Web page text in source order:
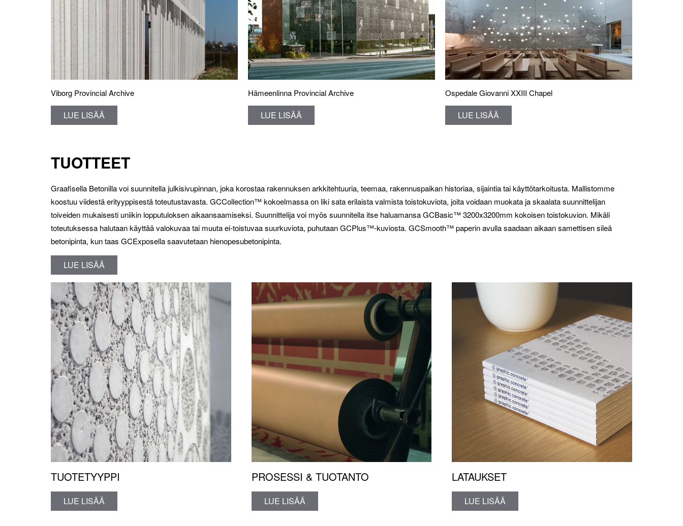
Viborg Provincial Archive
LUE LISÄÄ
Hämeenlinna Provincial Archive
LUE LISÄÄ
Ospedale Giovanni XXIII Chapel
LUE LISÄÄ
TUOTTEET
Graafisella Betonilla voi suunnitella julkisivupinnan, joka korostaa rakennuksen arkkitehtuuria, teemaa, rakennuspaikan historiaa, sijaintia tai käyttötarkoitusta. Mallistomme
koostuu viidestä erityyppisestä toteutustavasta. GCCollection™ kokoelmassa on liki sata erilaista valmista toistokuviota, joita voidaan muokata ja skaalata suunnittelijan
toiveiden mukaisesti uniikin lopputuloksen aikaansaamiseksi. Suunnittelija voi myös suunnitella itse haluamansa GCBasic™ 3200x3200mm kokoisen toistokuvion. Mikäli
toteutuksessa halutaan käyttää valokuvaa tai muuta ei-toistuvaa suurkuviota, puhutaan GCPlus™-kuviosta. GCSmooth™ paperin avulla saadaan aikaan samettisen sileä
betonipinta, kun taas GCExposella saavutetaan hienopesubetonipinta.
LUE LISÄÄ
TUOTETYYPPI
LUE LISÄÄ
PROSESSI & TUOTANTO
LUE LISÄÄ
LATAUKSET
LUE LISÄÄ